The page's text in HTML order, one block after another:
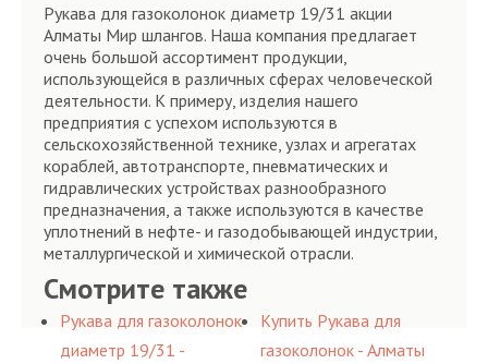
Рукава для газоколонок диаметр 19/31 акции
Алматы Мир шлангов. Наша компания предлагает
очень большой ассортимент продукции,
использующейся в различных сферах человеческой
деятельности. К примеру, изделия нашего
предприятия с успехом используются в
сельскохозяйственной технике, узлах и агрегатах
кораблей, автотранспорте, пневматических и
гидравлических устройствах разнообразного
предназначения, а также используются в качестве
уплотнений в нефте- и газодобывающей индустрии,
металлургической и химической отрасли.
Смотрите также
Рукава для газоколонок
диаметр 19/31 -
Купить Рукава для
газоколонок - Алматы